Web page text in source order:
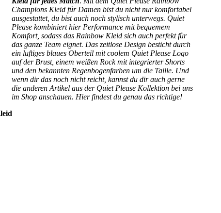
Champions Kleid für Damen bist du nicht nur komfortabel
ausgestattet, du bist auch noch stylisch unterwegs. Quiet
Please kombiniert hier Performance mit bequemem
Komfort, sodass das Rainbow Kleid sich auch perfekt für
das ganze Team eignet. Das zeitlose Design besticht durch
ein luftiges blaues Oberteil mit coolem Quiet Please Logo
auf der Brust, einem weißen Rock mit integrierter Shorts
und den bekannten Regenbogenfarben um die Taille. Und
wenn dir das noch nicht reicht, kannst du dir auch gerne
die anderen Artikel aus der Quiet Please Kollektion bei uns
im Shop anschauen. Hier findest du genau das richtige!